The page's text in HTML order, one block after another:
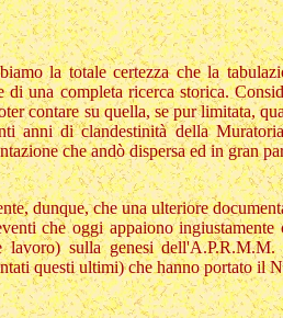
la totale certezza che la
di una completa ricerca storica.
contare su quella, se pur limitata,
anni di clandestinità della
che andò dispersa ed in gran
dunque, che una ulteriore
che oggi appaiono
lavoro) sulla genesi
questi ultimi) che hanno portato il